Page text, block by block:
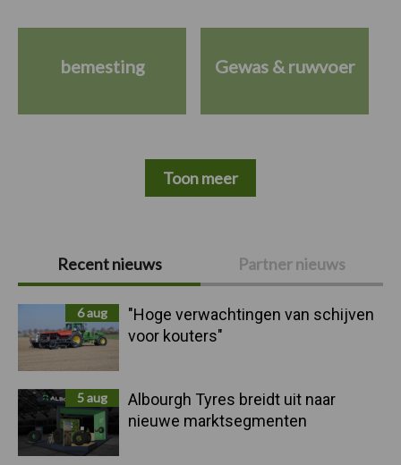
Primaire
Sidebar
Recent nieuws Partner nieuws
6 aug
"Hoge verwachtingen van schijven
voor kouters"
5 aug
Albourgh Tyres breidt uit naar
nieuwe marktsegmenten
bemesting Gewas & ruwvoer
Toon meer